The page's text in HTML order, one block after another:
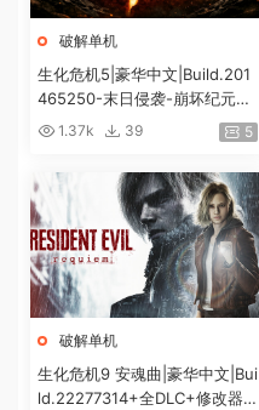
破解单机
生化危机5|豪华中文|Build.201
465250-末日侵袭-崩坏纪元
+预购特典+全DLC-解锁全内
1.37k 39 5
破解单机
生化危机9 安魂曲|豪华中文|Bui
ld.22277314+全DLC+修改器|